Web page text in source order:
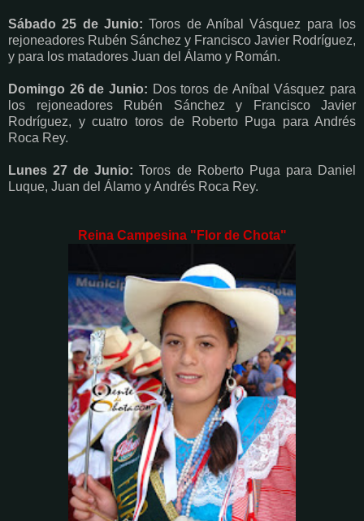
Sábado 25 de Junio: Toros de Aníbal Vásquez para los
rejoneadores Rubén Sánchez y Francisco Javier Rodríguez,
y para los matadores Juan del Álamo y Román.
Domingo 26 de Junio: Dos toros de Aníbal Vásquez para
los rejoneadores Rubén Sánchez y Francisco Javier
Rodríguez, y cuatro toros de Roberto Puga para Andrés
Roca Rey.
Lunes 27 de Junio: Toros de Roberto Puga para Daniel
Luque, Juan del Álamo y Andrés Roca Rey.
Reina Campesina "Flor de Chota"